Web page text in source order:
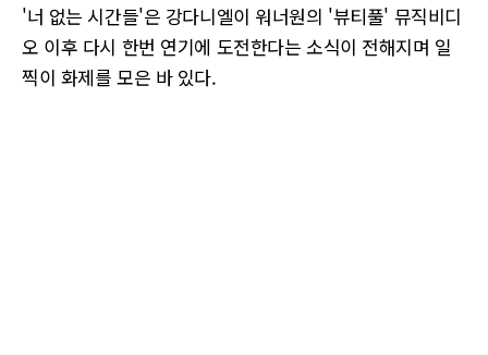
'너 없는 시간들'은 강다니엘이 워너원의 '뷰티풀' 뮤직비디
오 이후 다시 한번 연기에 도전한다는 소식이 전해지며 일
찍이 화제를 모은 바 있다.